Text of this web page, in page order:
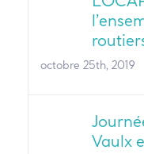
octobre 25th, 2019
Vaulx